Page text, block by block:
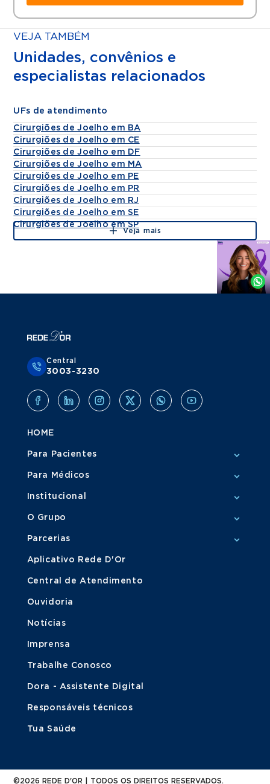
VEJA TAMBÉM
Unidades, convênios e
especialistas relacionados
UFs de atendimento
Cirurgiões de Joelho em BA
Cirurgiões de Joelho em CE
Cirurgiões de Joelho em DF
Cirurgiões de Joelho em MA
Cirurgiões de Joelho em PE
Cirurgiões de Joelho em PR
Cirurgiões de Joelho em RJ
Cirurgiões de Joelho em SE
Cirurgiões de Joelho em SP
Veja mais
Agende
Whatsapp
Central
3003-3230
HOME
Para Pacientes
Para Médicos
Institucional
O Grupo
Parcerias
Aplicativo Rede D'Or
Central de Atendimento
Ouvidoria
Notícias
Imprensa
Trabalhe Conosco
Dora - Assistente Digital
Responsáveis técnicos
Tua Saúde
©2026 REDE D'OR | TODOS OS DIREITOS RESERVADOS.